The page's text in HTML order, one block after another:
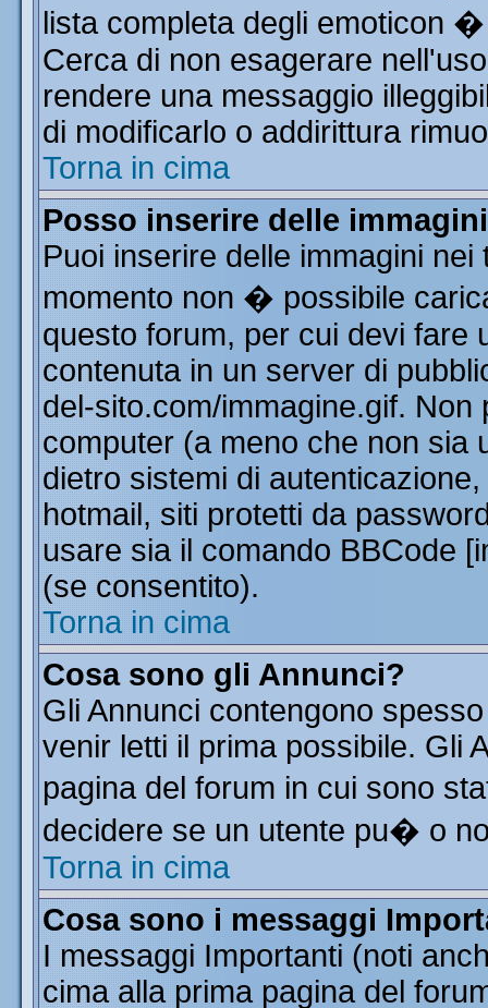
lista completa degli emoticon
Cerca di non esagerare
rendere una messaggio
di modificarlo o addirittura
Torna in cima
Posso inserire delle
Puoi inserire delle immagini
momento non � possibile
questo forum, per cui devi fare
contenuta in un server di
del-sito.com/immagine.gif.
computer (a meno che non sia
dietro sistemi di
hotmail, siti protetti da
usare sia il comando BBCode
(se consentito).
Torna in cima
Cosa sono gli Annunci?
Gli Annunci contengono
venir letti il prima possibile. Gli
pagina del forum in cui sono
decidere se un utente pu� o
Torna in cima
Cosa sono i messaggi
I messaggi Importanti (noti
cima alla prima pagina del